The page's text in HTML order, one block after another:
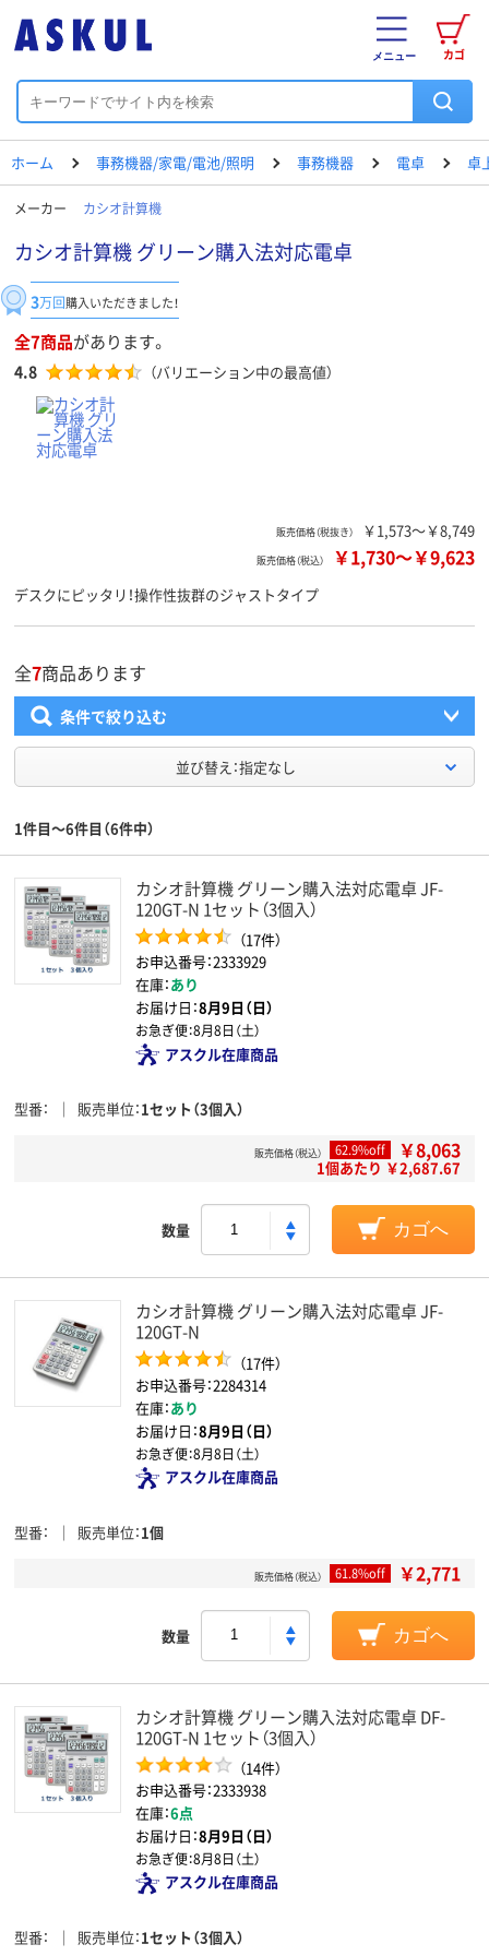
カゴ
メニュー
ホーム 事務機器/家電/電池/照明 事務機器 電卓 卓
メーカー カシオ計算機
カシオ計算機 グリーン購入法対応電卓
3万回購入いただきました！
全7商品があります。
4.8 （バリエーション中の最高値）
販売価格（税抜き） ￥1,573～￥8,749
販売価格（税込） ￥1,730～￥9,623
デスクにピッタリ！操作性抜群のジャストタイプ
全7商品あります
条件で絞り込む
並び替え：指定なし
1件目～6件目（6件中）
カシオ計算機 グリーン購入法対応電卓 JF-
120GT-N 1セット（3個入）
（17件）
お申込番号：2333929
在庫：あり
お届け日：8月9日（日）
お急ぎ便：8月8日（土）
アスクル在庫商品
型番 販売単位 1セット（3個入）
販売価格（税込） 62.9%off ￥8,063
1個あたり ￥2,687.67
数量 カゴへ
カシオ計算機 グリーン購入法対応電卓 JF-
120GT-N
（17件）
お申込番号：2284314
在庫：あり
お届け日：8月9日（日）
お急ぎ便：8月8日（土）
アスクル在庫商品
型番 販売単位 1個
販売価格（税込） 61.8%off ￥2,771
数量 カゴへ
カシオ計算機 グリーン購入法対応電卓 DF-
120GT-N 1セット（3個入）
（14件）
お申込番号：2333938
在庫：6点
お届け日：8月9日（日）
お急ぎ便：8月8日（土）
アスクル在庫商品
型番 販売単位 1セット（3個入）